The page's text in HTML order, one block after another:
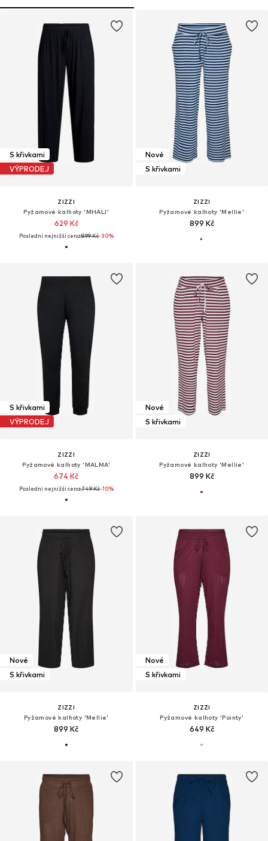
S křivkami
VÝPRODEJ
ZIZZI
Pyžamové kalhoty 'MHALI'
629 Kč
Poslední nejnižší cena:899 Kč-30%
Nové
S křivkami
ZIZZI
Pyžamové kalhoty 'Mellie'
899 Kč
S křivkami
VÝPRODEJ
ZIZZI
Pyžamové kalhoty 'MALMA'
674 Kč
Poslední nejnižší cena:749 Kč-10%
Nové
S křivkami
ZIZZI
Pyžamové kalhoty 'Mellie'
899 Kč
Nové
S křivkami
ZIZZI
Pyžamové kalhoty 'Mellie'
899 Kč
Nové
S křivkami
ZIZZI
Pyžamové kalhoty 'Pointy'
649 Kč